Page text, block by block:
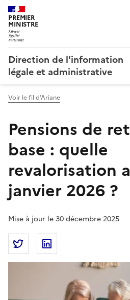
PREMIER
MINISTRE
Direction de l'information
légale et administrative
Voir le fil d’Ariane
Pensions de
base : quelle
revalorisation
janvier 2026 ?
Mise à jour le 30 décembre 2025
Partager la page
Partager Pensions de